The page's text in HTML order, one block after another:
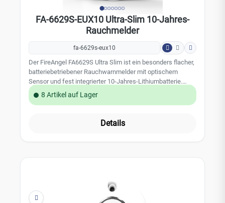
FA-6629S-EUX10 Ultra-Slim 10-Jahres-
Rauchmelder
fa-6629s-eux10
Der FireAngel FA6629S Ultra Slim ist ein besonders flacher,
batteriebetriebener Rauchwarnmelder mit optischem
Sensor und fest integrierter 10-Jahres-Lithiumbatterie.
Durch seine geringe Bauhöhe und das moderne Design
fügt er sich unauffällig in Wohnräume ein und bietet
wie Sleep Easy, Nachtmodus und End-of-Life-Anzeige
temporären Stummschaltung bei Batteriewarnung
Nachtmodus zur Abschaltung der LED-Anzeige bei
8 Artikel auf Lager
Details